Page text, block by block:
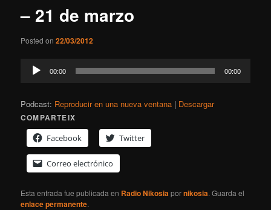
– 21 de marzo
Posted on22/03/2012
Reproductor
00:00 00:00
Podcast: Reproducir en una nueva ventana | Descargar
COMPARTEIX
Facebook
Twitter
Correo electrónico
Esta entrada fue publicada en Radio Nikosiapornikosia. Guarda el
enlace permanente.